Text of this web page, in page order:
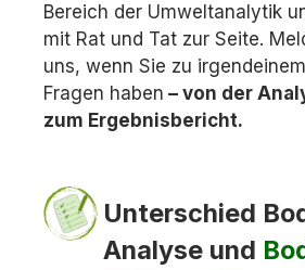
Bereich der Umweltanalytik
mit Rat und Tat zur Seite.
uns, wenn Sie zu
Fragen haben – von der
zum Ergebnisbericht.
Unterschied
Analyse und